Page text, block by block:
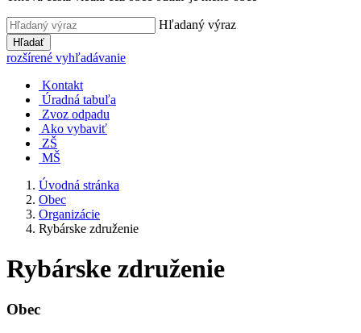
Hľadaný výraz
Hľadať
rozšírené vyhľadávanie
Kontakt
Úradná tabuľa
Zvoz odpadu
Ako vybaviť
ZŠ
MŠ
Úvodná stránka
Obec
Organizácie
Rybárske združenie
Rybárske združenie
Obec